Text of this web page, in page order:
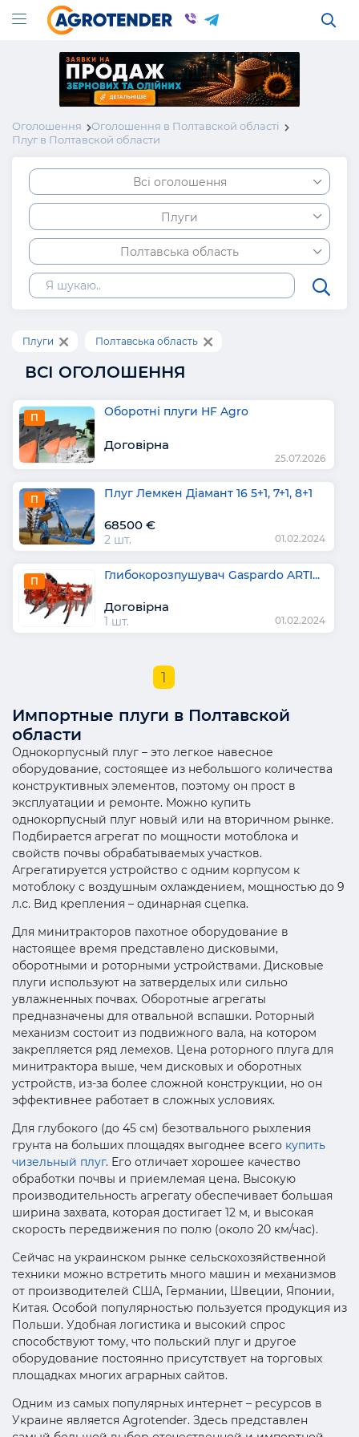
Оголошення
Оголошення в Полтавской області
Плуг в Полтавской области
Всі оголошення
Плуги
Полтавська область
Плуги Полтавська область
ВСІ ОГОЛОШЕННЯ
П Оборотні плуги HF Agro
Договірна
25.07.2026
П Плуг Лемкен Діамант 16 5+1, 7+1, 8+1
68500 €
2 шт. 01.02.2024
П Глибокорозпушувач Gaspardo ARTI...
Договірна
1 шт. 01.02.2024
1
Импортные плуги в Полтавской
области
Однокорпусный плуг – это легкое навесное
оборудование, состоящее из небольшого количества
конструктивных элементов, поэтому он прост в
эксплуатации и ремонте. Можно купить
однокорпусный плуг новый или на вторичном рынке.
Подбирается агрегат по мощности мотоблока и
свойств почвы обрабатываемых участков.
Агрегатируется устройство с одним корпусом к
мотоблоку с воздушным охлаждением, мощностью до 9
л.с. Вид крепления – одинарная сцепка.
Для минитракторов пахотное оборудование в
настоящее время представлено дисковыми,
оборотными и роторными устройствами. Дисковые
плуги используют на затверделых или сильно
увлажненных почвах. Оборотные агрегаты
предназначены для отвальной вспашки. Роторный
механизм состоит из подвижного вала, на котором
закрепляется ряд лемехов. Цена роторного плуга для
минитрактора выше, чем дисковых и оборотных
устройств, из-за более сложной конструкции, но он
эффективнее работает в сложных условиях.
Для глубокого (до 45 см) безотвального рыхления
грунта на больших площадях выгоднее всего купить
чизельный плуг. Его отличает хорошее качество
обработки почвы и приемлемая цена. Высокую
производительность агрегату обеспечивает большая
ширина захвата, которая достигает 12 м, и высокая
скорость передвижения по полю (около 20 км/час).
Сейчас на украинском рынке сельскохозяйственной
техники можно встретить много машин и механизмов
от производителей США, Германии, Швеции, Японии,
Китая. Особой популярностью пользуется продукция из
Польши. Удобная логистика и высокий спрос
способствуют тому, что польский плуг и другое
оборудование постоянно присутствует на торговых
площадках многих аграрных сайтов.
Одним из самых популярных интернет – ресурсов в
Украине является Agrotender. Здесь представлен